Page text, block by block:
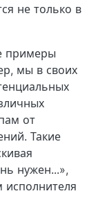
не только в
примеры
мы в своих
от
Такие
нужен...»,
исполнителя